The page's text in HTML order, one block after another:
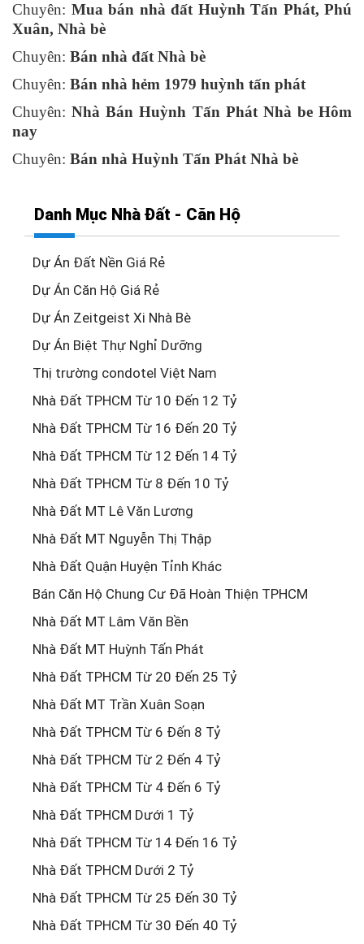
Chuyên: Mua bán nhà đất Huỳnh Tấn Phát, Phú
Xuân, Nhà bè
Chuyên: Bán nhà đất Nhà bè
Chuyên: Bán nhà hẻm 1979 huỳnh tấn phát
Chuyên: Nhà Bán Huỳnh Tấn Phát Nhà be Hôm
nay
Chuyên: Bán nhà Huỳnh Tấn Phát Nhà bè
Danh Mục Nhà Đất - Căn Hộ
Dự Án Đất Nền Giá Rẻ
Dự Án Căn Hộ Giá Rẻ
Dự Án Zeitgeist Xi Nhà Bè
Dự Án Biệt Thự Nghỉ Dưỡng
Thị trường condotel Việt Nam
Nhà Đất TPHCM Từ 10 Đến 12 Tỷ
Nhà Đất TPHCM Từ 16 Đến 20 Tỷ
Nhà Đất TPHCM Từ 12 Đến 14 Tỷ
Nhà Đất TPHCM Từ 8 Đến 10 Tỷ
Nhà Đất MT Lê Văn Lương
Nhà Đất MT Nguyễn Thị Thập
Nhà Đất Quận Huyện Tỉnh Khác
Bán Căn Hộ Chung Cư Đã Hoàn Thiện TPHCM
Nhà Đất MT Lâm Văn Bền
Nhà Đất MT Huỳnh Tấn Phát
Nhà Đất TPHCM Từ 20 Đến 25 Tỷ
Nhà Đất MT Trần Xuân Soạn
Nhà Đất TPHCM Từ 6 Đến 8 Tỷ
Nhà Đất TPHCM Từ 2 Đến 4 Tỷ
Nhà Đất TPHCM Từ 4 Đến 6 Tỷ
Nhà Đất TPHCM Dưới 1 Tỷ
Nhà Đất TPHCM Từ 14 Đến 16 Tỷ
Nhà Đất TPHCM Dưới 2 Tỷ
Nhà Đất TPHCM Từ 25 Đến 30 Tỷ
Nhà Đất TPHCM Từ 30 Đến 40 Tỷ